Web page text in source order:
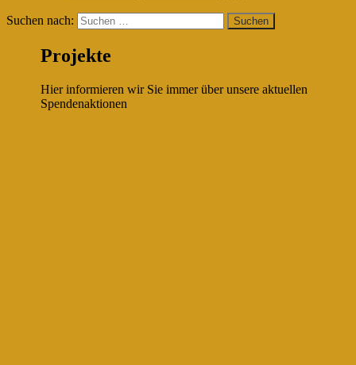
Suchen nach:
Projekte
Hier informieren wir Sie immer über unsere aktuellen
Spendenaktionen